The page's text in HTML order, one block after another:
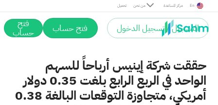
تحميل من نحن مركز المساعدة En
التسجيل / تسجيل الدخول فتح حساب فتح
حساب
حققت شركة إينيس أرباحاً للسهم
الواحد في الربع الرابع بلغت 0.35 دولار
أمريكي، متجاوزة التوقعات البالغة 0.38